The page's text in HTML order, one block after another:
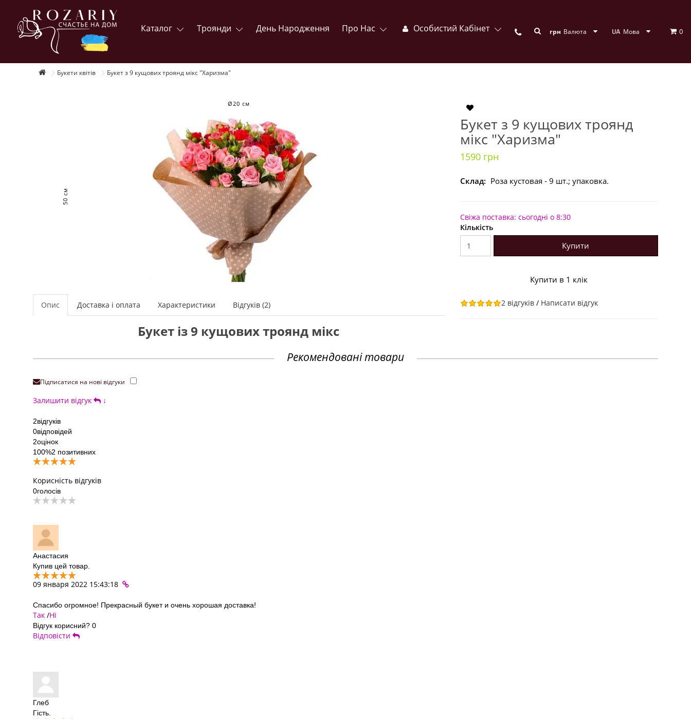
Каталог Троянди День Народження Про Нас Особистий Кабінет грн Валюта Мова 0
Букети квітів Букет з 9 кущових троянд мікс "Харизма"
Ø20 см
50 см
Опис Доставка і оплата Характеристики Відгуків (2)
Букет із 9 кущових троянд мікс
Букет з 9 кущових троянд
мікс "Харизма"
1590 грн
Склад: Роза кустовая - 9 шт.; упаковка.
Свіжа поставка: сьогодні о 8:30
Кількість
Купити
Купити в 1 клік
2 відгуків/ Написати відгук
Рекомендовані товари
Підписатися на нові відгуки
Залишити відгук ↓
2відгуків
0відповідей
2оцінок
100%2 позитивних
Корисність відгуків
0голосів
Анастасия
Купив цей товар.
09 января 2022 15:43:18
Спасибо огромное! Прекрасный букет и очень хорошая доставка!
Так /Ні
Відгук корисний? 0
Відповісти
Глеб
Гість.